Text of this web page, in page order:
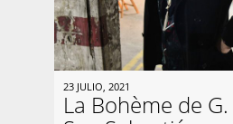
23 JULIO, 2021
La Bohème de